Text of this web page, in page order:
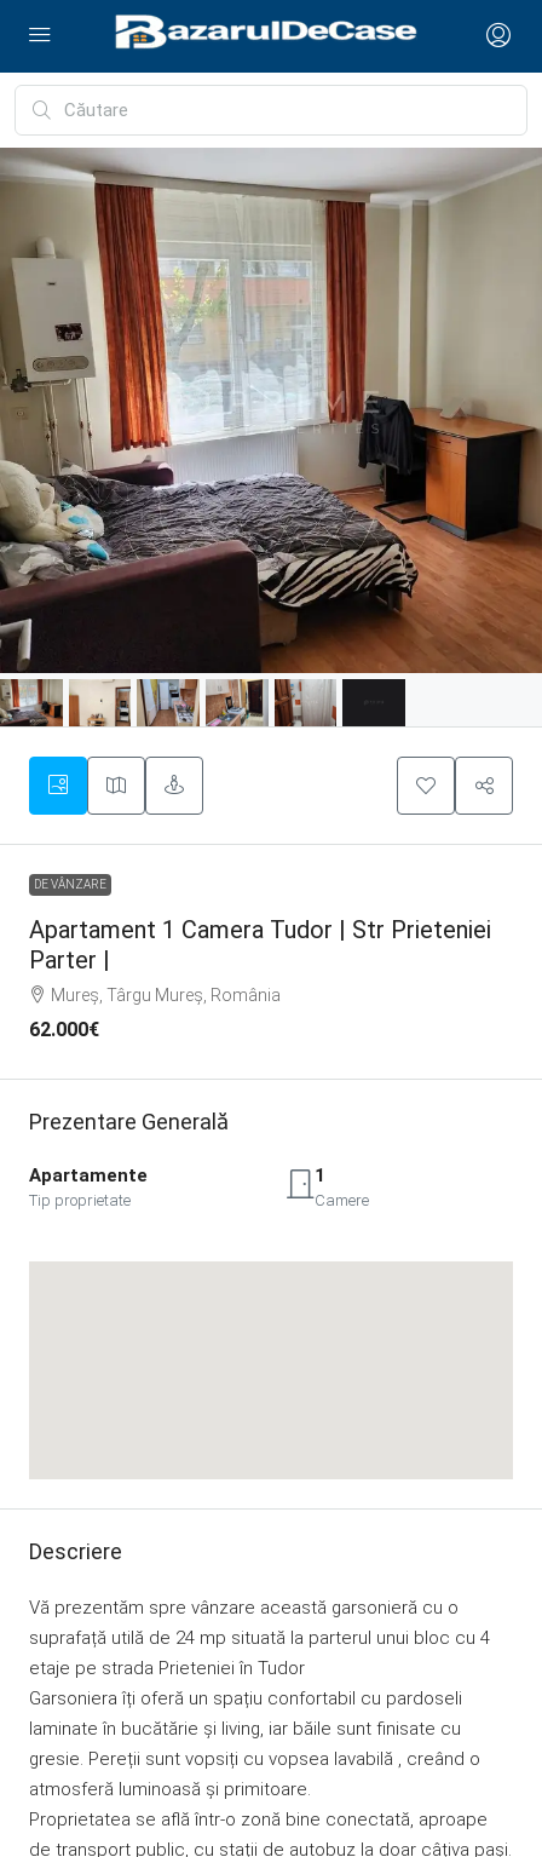
DE VÂNZARE
Apartament 1 Camera Tudor | Str Prieteniei
Parter |
Mureș, Târgu Mureș, România
62.000€
Prezentare Generală
Apartamente
Tip proprietate
1
Camere
Descriere
Vă prezentăm spre vânzare această garsonieră cu o
suprafață utilă de 24 mp situată la parterul unui bloc cu 4
etaje pe strada Prieteniei în Tudor
Garsoniera îți oferă un spațiu confortabil cu pardoseli
laminate în bucătărie și living, iar băile sunt finisate cu
gresie. Pereții sunt vopsiți cu vopsea lavabilă , creând o
atmosferă luminoasă și primitoare.
Proprietatea se află într-o zonă bine conectată, aproape
de transport public, cu stații de autobuz la doar câțiva pași.